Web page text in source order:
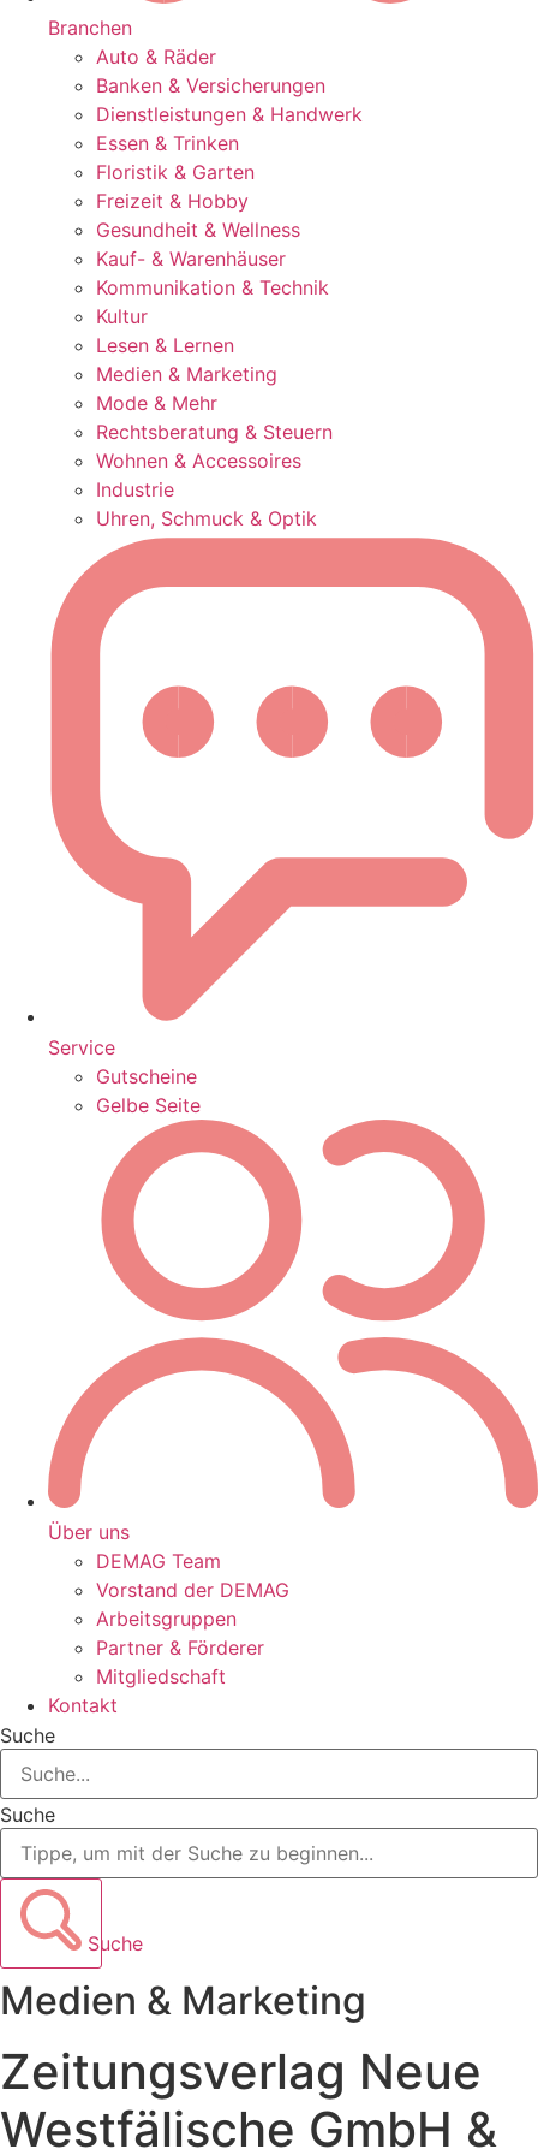
Branchen
Auto & Räder
Banken & Versicherungen
Dienstleistungen & Handwerk
Essen & Trinken
Floristik & Garten
Freizeit & Hobby
Gesundheit & Wellness
Kauf- & Warenhäuser
Kommunikation & Technik
Kultur
Lesen & Lernen
Medien & Marketing
Mode & Mehr
Rechtsberatung & Steuern
Wohnen & Accessoires
Industrie
Uhren, Schmuck & Optik
Service
Gutscheine
Gelbe Seite
Über uns
DEMAG Team
Vorstand der DEMAG
Arbeitsgruppen
Partner & Förderer
Mitgliedschaft
Kontakt
Suche
Suche
Suche
Medien & Marketing
Zeitungsverlag Neue
Westfälische GmbH &